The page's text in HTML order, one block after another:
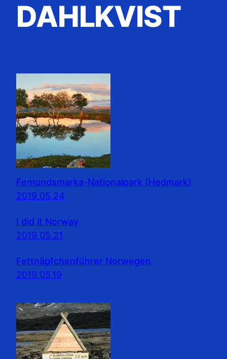
DAHLKVIST
Femundsmarka-Nationalpark (Hedmark)
2019.05.24
I did it Norway
2019.05.21
Fettnäpfchenführer Norwegen
2019.05.19